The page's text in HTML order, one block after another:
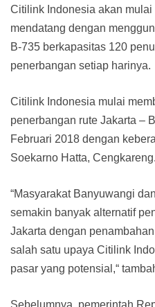
Citilink Indonesia akan
mendatang dengan
B-735 berkapasitas 120
penerbangan setiap harinya.
Citilink Indonesia mulai
penerbangan rute Jakarta –
Februari 2018 dengan
Soekarno Hatta, Cengkareng.
“Masyarakat Banyuwangi
semakin banyak alternatif
Jakarta dengan
salah satu upaya Citilink
pasar yang potensial,“
Sebelumnya, pemerintah